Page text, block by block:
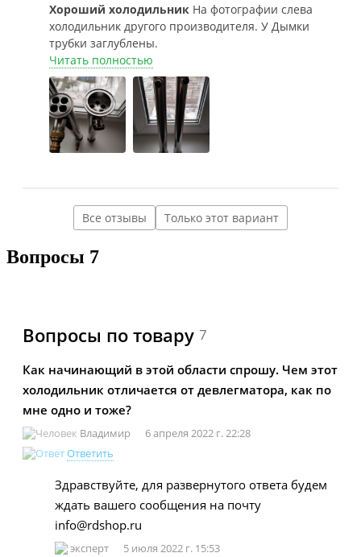
Хороший холодильник На фотографии слева
холодильник другого производителя. У Дымки
трубки заглублены.
Читать полностью
Все отзывы Только этот вариант
Вопросы 7
Вопросы по товару 7
Как начинающий в этой области спрошу. Чем этот
холодильник отличается от девлегматора, как по
мне одно и тоже?
Владимир
6 апреля 2022 г. 22:28
Ответить
Здравствуйте, для развернутого ответа будем
ждать вашего сообщения на почту
info@rdshop.ru
эксперт 5 июля 2022 г. 15:53